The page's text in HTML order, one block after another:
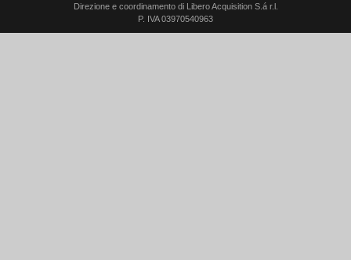
Direzione e coordinamento di Libero Acquisition S.á r.l.
P. IVA 03970540963